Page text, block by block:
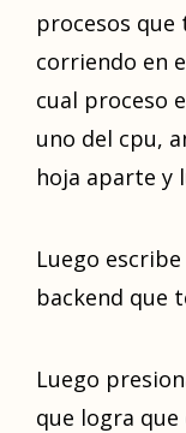
procesos
corriendo en
cual proceso
uno del cpu,
hoja aparte y
Luego
backend que
Luego
que logra